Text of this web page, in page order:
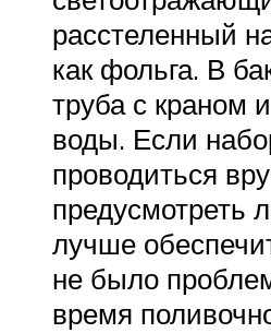
расстеленный
как фольга. В
труба с краном
воды. Если
проводиться
предусмотреть
лучше
не было
время